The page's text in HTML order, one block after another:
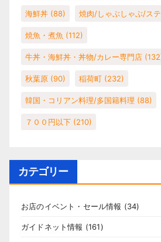
海鮮丼 (88) 焼肉/しゃぶしゃぶ/ス
焼魚・煮魚 (112)
牛丼・海鮮丼・丼物/カレー専門店
秋葉原 (90) 稲荷町 (232)
韓国・コリアン料理/多国籍料理 (88)
７００円以下 (210)
カテゴリー
お店のイベント・セール情報 (34)
ガイドネット情報 (161)